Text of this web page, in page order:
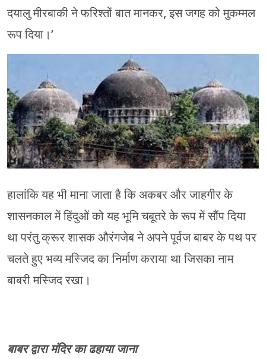
दयालु मीरबाकी ने फरिश्तों बात मानकर, इस जगह को मुकम्मल
रूप दिया।’
हालांकि यह भी माना जाता है कि अकबर और जाहगीर के
शासनकाल में हिंदुओं को यह भूमि चबूतरे के रूप में सौंप दिया
था परंतु क्रूर शासक औरंगजेब ने अपने पूर्वज बाबर के पथ पर
चलते हुए भव्य मस्जिद का निर्माण कराया था जिसका नाम
बाबरी मस्जिद रखा।
बाबर द्वारा मंदिर का ढहाया जाना